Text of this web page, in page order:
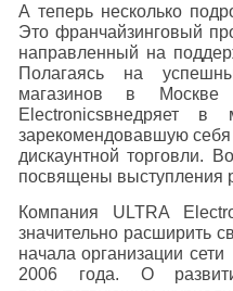
А теперь несколько
Это франчайзинговый
направленный на
Полагаясь на
магазинов в
Electronicsвнедряет в
зарекомендовавшую
дискаунтной торговли.
посвящены выступления
Компания ULTRA
значительно расширить
начала организации
2006 года. О